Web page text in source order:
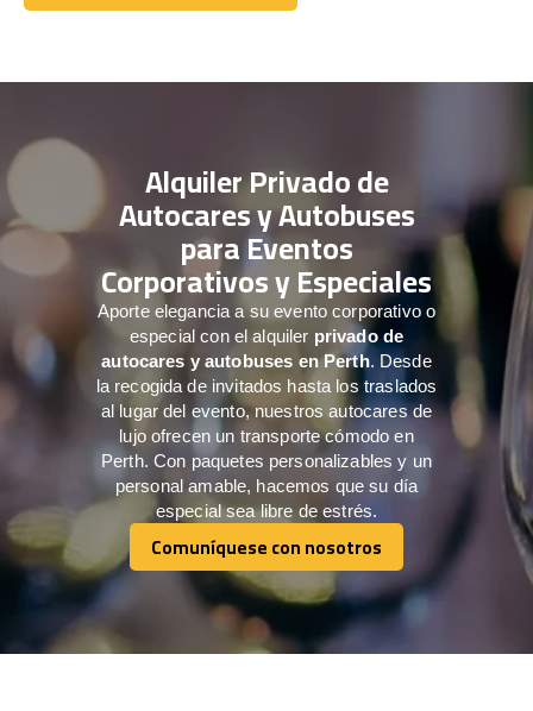
Comuníquese con nosotros
Alquiler Privado de
Autocares y Autobuses
para Eventos
Corporativos y Especiales
Aporte elegancia a su evento corporativo o
especial con el alquiler privado de
autocares y autobuses en Perth. Desde
la recogida de invitados hasta los traslados
al lugar del evento, nuestros autocares de
lujo ofrecen un transporte cómodo en
Perth. Con paquetes personalizables y un
personal amable, hacemos que su día
especial sea libre de estrés.
Comuníquese con nosotros
Comuníquese con nosotros